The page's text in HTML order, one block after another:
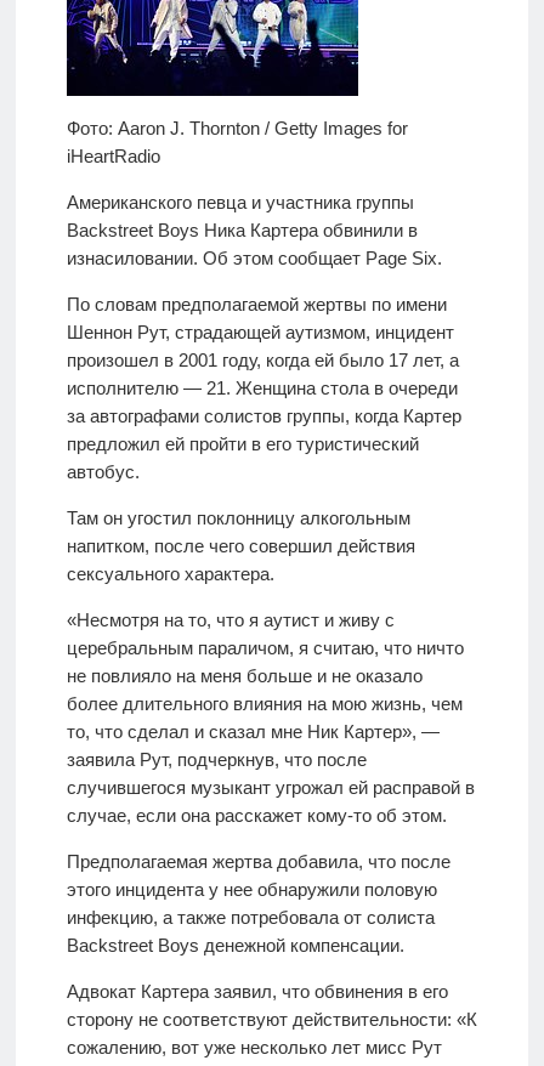
Фото: Aaron J. Thornton / Getty Images for
iHeartRadio
Американского певца и участника группы
Backstreet Boys Ника Картера обвинили в
изнасиловании. Об этом сообщает Page Six.
По словам предполагаемой жертвы по имени
Шеннон Рут, страдающей аутизмом, инцидент
произошел в 2001 году, когда ей было 17 лет, а
исполнителю — 21. Женщина стола в очереди
за автографами солистов группы, когда Картер
предложил ей пройти в его туристический
автобус.
Там он угостил поклонницу алкогольным
напитком, после чего совершил действия
сексуального характера.
«Несмотря на то, что я аутист и живу с
церебральным параличом, я считаю, что ничто
не повлияло на меня больше и не оказало
более длительного влияния на мою жизнь, чем
то, что сделал и сказал мне Ник Картер», —
заявила Рут, подчеркнув, что после
случившегося музыкант угрожал ей расправой в
случае, если она расскажет кому-то об этом.
Предполагаемая жертва добавила, что после
этого инцидента у нее обнаружили половую
инфекцию, а также потребовала от солиста
Backstreet Boys денежной компенсации.
Адвокат Картера заявил, что обвинения в его
сторону не соответствуют действительности: «К
сожалению, вот уже несколько лет мисс Рут